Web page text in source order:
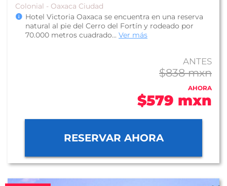
Colonial - Oaxaca Ciudad
Hotel Victoria Oaxaca se encuentra en una reserva
natural al pie del Cerro del Fortín y rodeado por
70.000 metros cuadrado... Ver más
ANTES
$838 mxn
AHORA
$579 mxn
RESERVAR AHORA